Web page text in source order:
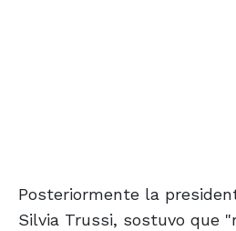
Posteriormente la
Silvia Trussi, sostuvo que